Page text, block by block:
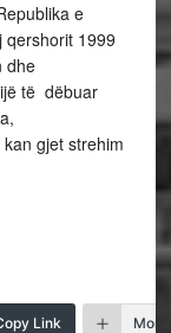
e
qershorit 1999
dhe
të dëbuar
gjet strehim
Link More